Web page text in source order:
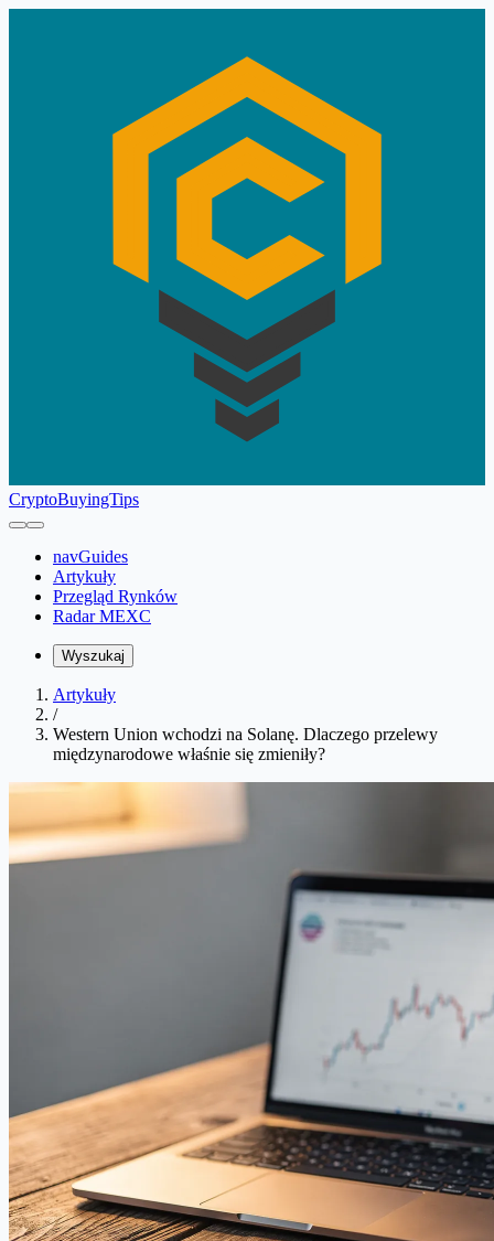
CryptoBuyingTips
navGuides
Artykuły
Przegląd Rynków
Radar MEXC
Wyszukaj
Artykuły
/
Western Union wchodzi na Solanę. Dlaczego przelewy
międzynarodowe właśnie się zmieniły?